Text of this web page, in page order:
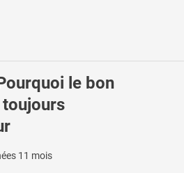
le bon
11 mois